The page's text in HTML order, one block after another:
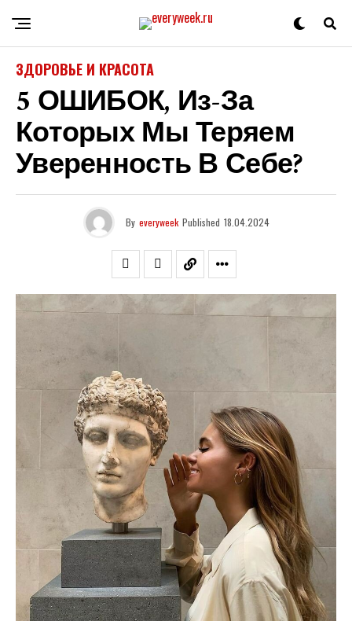
ЗДОРОВЬЕ И КРАСОТА
5 ОШИБОК, Из-За
Которых Мы Теряем
Уверенность В Себе?
By everyweek Published 18.04.2024